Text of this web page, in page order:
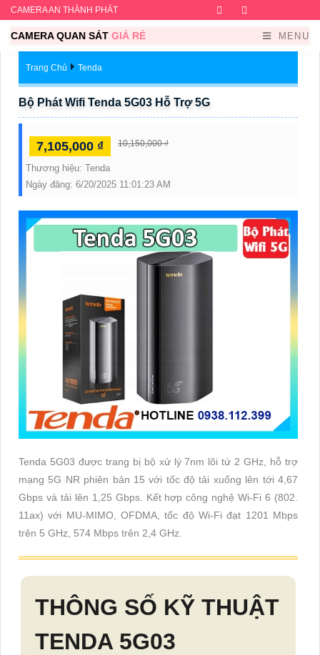
CAMERA AN THÀNH PHÁT Facebook
CAMERA QUAN SÁT GIÁ RẺ MENU
Trang Chủ Tenda
Bộ Phát Wifi Tenda 5G03 Hỗ Trợ 5G
7,105,000 ₫ 10,150,000 ₫
Thương hiệu: Tenda
Ngày đăng: 6/20/2025 11:01:23 AM
Tenda 5G03 được trang bị bộ xử lý 7nm lõi tứ 2 GHz, hỗ trợ
mạng 5G NR phiên bản 15 với tốc độ tải xuống lên tới 4,67
Gbps và tải lên 1,25 Gbps. Kết hợp công nghệ Wi-Fi 6 (802.
11ax) với MU-MIMO, OFDMA, tốc độ Wi-Fi đạt 1201 Mbps
trên 5 GHz, 574 Mbps trên 2,4 GHz.
THÔNG SỐ KỸ THUẬT
TENDA 5G03